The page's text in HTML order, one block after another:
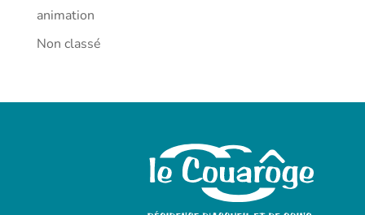
animation
Non classé